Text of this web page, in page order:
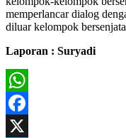
memperlancar dialog
diluar kelompok
Laporan : Suryadi
WhatsApp
Facebook